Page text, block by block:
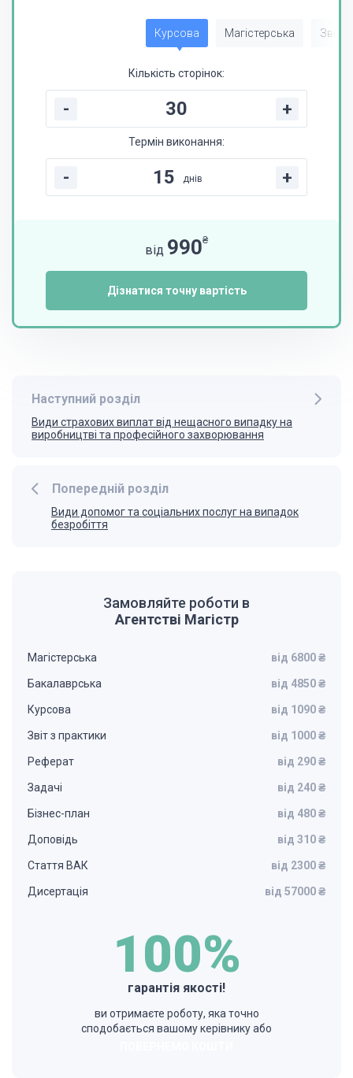
Курсова Магістерська Звіт
Кількість сторінок:
- +
Термін виконання:
- днів +
від 990₴
Дізнатися точну вартість
Попередній розділ
Види допомог та соціальних послуг на випадок
безробіття
Наступний розділ
Види страхових виплат від нещасного випадку на
виробництві та професійного захворювання
Замовляйте роботи в
Агентстві Магістр
Магістерська від 6800 ₴
Бакалаврська від 4850 ₴
Курсова від 1090 ₴
Звіт з практики від 1000 ₴
Реферат від 290 ₴
Задачі від 240 ₴
Бізнес-план від 480 ₴
Доповідь від 310 ₴
Стаття ВАК від 2300 ₴
Дисертація від 57000 ₴
100%
гарантія якості!
ви отримаєте роботу, яка точно
сподобається вашому керівнику або